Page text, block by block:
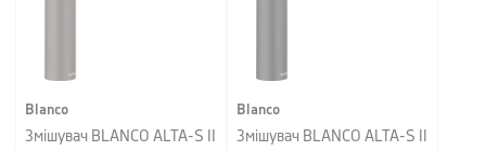
Blanco
Змішувач BLANCO ALTA-S II
Blanco
Змішувач BLANCO ALTA-S II